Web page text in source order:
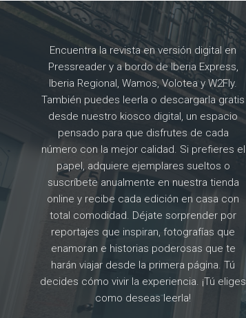
Encuentra la revista en versión digital en
Pressreader y a bordo de Iberia Express,
Iberia Regional, Wamos, Volotea y W2Fly.
También puedes leerla o descargarla gratis
desde nuestro kiosco digital, un espacio
pensado para que disfrutes de cada
número con la mejor calidad. Si prefieres el
papel, adquiere ejemplares sueltos o
suscríbete anualmente en nuestra tienda
online y recibe cada edición en casa con
total comodidad. Déjate sorprender por
reportajes que inspiran, fotografías que
enamoran e historias poderosas que te
harán viajar desde la primera página. Tú
decides cómo vivir la experiencia. ¡Tú eliges
como deseas leerla!